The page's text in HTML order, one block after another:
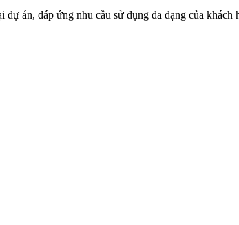
án, đáp ứng nhu cầu sử dụng đa dạng của